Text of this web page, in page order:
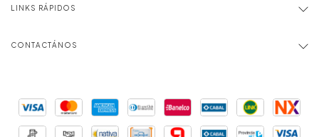
LINKS RÁPIDOS
CONTACTÁNOS